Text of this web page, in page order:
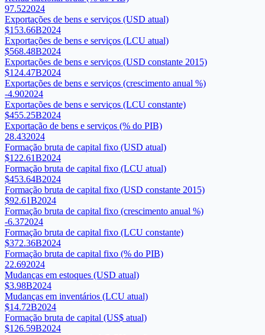
97.522024
Exportações de bens e serviços (USD atual)
$153.66B2024
Exportações de bens e serviços (LCU atual)
$568.48B2024
Exportações de bens e serviços (USD constante 2015)
$124.47B2024
Exportações de bens e serviços (crescimento anual %)
-4.902024
Exportações de bens e serviços (LCU constante)
$455.25B2024
Exportação de bens e serviços (% do PIB)
28.432024
Formação bruta de capital fixo (USD atual)
$122.61B2024
Formação bruta de capital fixo (LCU atual)
$453.64B2024
Formação bruta de capital fixo (USD constante 2015)
$92.61B2024
Formação bruta de capital fixo (crescimento anual %)
-6.372024
Formação bruta de capital fixo (LCU constante)
$372.36B2024
Formação bruta de capital fixo (% do PIB)
22.692024
Mudanças em estoques (USD atual)
$3.98B2024
Mudanças em inventários (LCU atual)
$14.72B2024
Formação bruta de capital (US$ atual)
$126.59B2024